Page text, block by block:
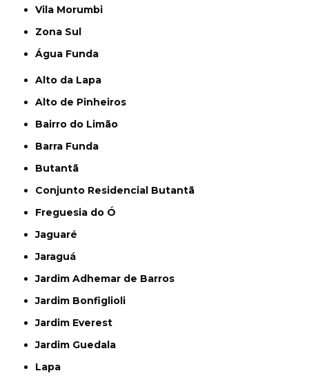
Vila Morumbi
Zona Sul
Água Funda
Alto da Lapa
Alto de Pinheiros
Bairro do Limão
Barra Funda
Butantã
Conjunto Residencial Butantã
Freguesia do Ó
Jaguaré
Jaraguá
Jardim Adhemar de Barros
Jardim Bonfiglioli
Jardim Everest
Jardim Guedala
Lapa